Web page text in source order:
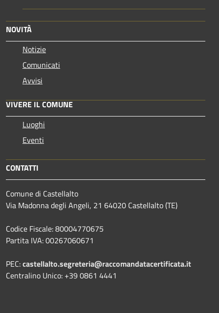
NOVITÀ
Notizie
Comunicati
Avvisi
VIVERE IL COMUNE
Luoghi
Eventi
CONTATTI
Comune di Castellalto
Via Madonna degli Angeli, 21 64020 Castellalto (TE)
Codice Fiscale: 80004770675
Partita IVA: 00267060671
PEC:castellalto.segreteria@raccomandatacertificata.it
Centralino Unico: +39 0861 4441